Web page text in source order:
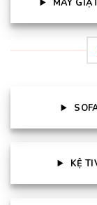
MÁY
KỆ